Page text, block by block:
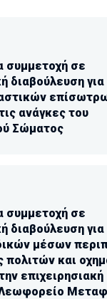
συμμετοχή σε
διαβούλευση για
ανάγκες του
Σώματος
συμμετοχή σε
διαβούλευση για
μέσων
πολιτών και
επιχειρησιακή
Λεωφορείο